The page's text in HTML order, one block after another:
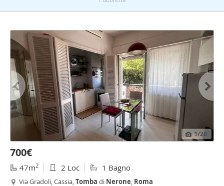
1/20
700€
47m2 2 Loc 1 Bagno
Via Gradoli, Cassia,Tomba di Nerone, Roma